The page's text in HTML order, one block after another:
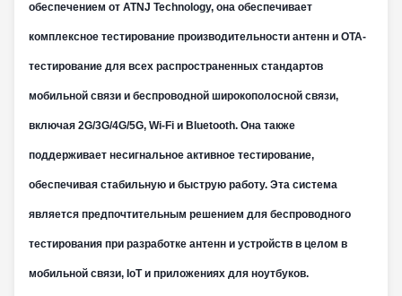
обеспечением от ATNJ Technology, она обеспечивает
комплексное тестирование производительности антенн и OTA-
тестирование для всех распространенных стандартов
мобильной связи и беспроводной широкополосной связи,
включая 2G/3G/4G/5G, Wi-Fi и Bluetooth. Она также
поддерживает несигнальное активное тестирование,
обеспечивая стабильную и быструю работу. Эта система
является предпочтительным решением для беспроводного
тестирования при разработке антенн и устройств в целом в
мобильной связи, IoT и приложениях для ноутбуков.